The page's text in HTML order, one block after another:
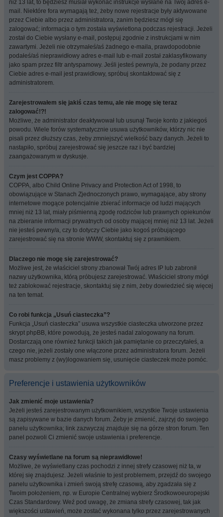
niż 13 lat, to będziesz musiał wykonać instrukcje wysłane na Twój adres e-
mail. Niektóre fora wymagają też, żeby nowe rejestracje były aktywowane
przez Ciebie albo przez administratora, zanim będziesz mógł się
zalogować; informacja o tym została wyświetlona podczas rejestracji. Jeżeli
został do Ciebie wysłany e-mail, postępuj zgodnie z instrukcjami w nim
zawartymi. Jeżeli nie otrzymałeś/aś żadnego e-maila, prawdopodobnie
podałeś/aś nieprawidłowy adres e-mail lub e-mail został zaklasyfikowany
jako spam przez filtr antyspamowy. Jeśli jesteś pewny/a, że podany przez
Ciebie adres e-mail jest prawidłowy, spróbuj skontaktować się z
administratorem.
Zarejestrowałem się jakiś czas temu, ale nie mogę się teraz
zalogować!?!
Możliwe, że administrator deaktywował lub usunął Twoje konto z jakiegoś
powodu. Wiele forów systematycznie usuwa użytkowników, którzy nic nie
pisali przez dłuższy czas, żeby zmniejszyć wielkość bazy danych. Jeżeli to
nastąpiło, spróbuj zarejestrować się jeszcze raz i być bardziej
zaangażowanym w dyskusje.
Czym jest COPPA?
COPPA, albo Child Online Privacy and Protection Act of 1998, to
obowiązujące w Stanach Zjednoczonych prawo, wymagające, aby strony
internetowe mogące potencjalnie zbierać informacje od ludzi mających
mniej niż 13 lat, miały piśmienną zgodę rodziców lub prawnych opiekunów
na zbieranie informacji prywatnych od osoby mającej mniej niż 13 lat. Jeżeli
nie jesteś pewny/a, czy to dotyczy Ciebie jako kogoś próbującego
zarejestrować się na stronie WWW, skontaktuj się z prawnikiem.
Dlaczego nie mogę się zarejestrować?
Możliwe jest, że właściciel strony zbanował Twój adres IP lub zabronił
nazwy użytkownika, którą próbujesz zarejestrować. Właściciel strony mógł
też zablokować rejestracje, skontaktuj się z nim, żeby dowiedzieć się więcej
na ten temat.
Co robi funkcja „Usuń ciasteczka”?
Funkcja „Usuń ciasteczka” usuwa wszystkie ciasteczka utworzone przez
skrypt phpBB, które powodują, że jesteś nadal zalogowany na forum.
Dostarczają one również funkcji takich jak pamiętanie co przeczytałeś, a
czego nie, jeżeli zostały one włączone przez administratora forum. Jeżeli
masz problemy z (wy)logowaniem się, usunięcie ciasteczek może pomóc.
Preferencje i ustawienia użytkowników
Jak zmienić moje ustawienia?
Jeżeli jesteś zarejestrowanym użytkownikiem, wszystkie Twoje ustawienia
są zapisywane w bazie danych forum. Żeby je zmienić, zajrzyj do swojego
panelu użytkownika; link zazwyczaj znajduje się na górze stron forum. Ten
panel pozwoli Ci zmienić swoje ustawienia i preferencje.
Czasy wyświetlane na forum są nieprawidłowe!
Możliwe, że wyświetlany czas pochodzi z innej strefy czasowej niż ta, w
której się znajdujesz. Jeżeli właśnie to jest problemem, przejdź do swojego
panelu użytkownika i zmień swoją strefę czasową, aby zgadzała się z
Twoim położeniem, np. w Europie Centralnej wybierz Środkowoeuropejski
Czas Standardowy. Weź pod uwagę, że zmiana strefy czasowej, tak jak
większości ustawień, może zostać wykonana tylko przez zarejestrowanych